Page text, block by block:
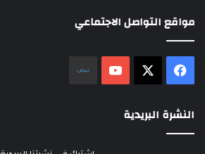
مواقع التواصل الاجتماعي
فيسبوك ‫YouTube
النشرة البريدية